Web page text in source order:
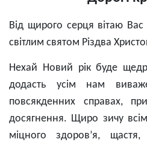
Від щирого серця вітаю
світлим святом Різдва
Нехай Новий рік буде
додасть усім нам
повсякденних справах,
досягнення. Щиро зичу
міцного здоров’я, щастя,